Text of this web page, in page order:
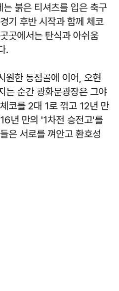
붉은 티셔츠를 입은 축구
기 후반 시작과 함께 체코
곳에서는 탄식과 아쉬움
.
원한 동점골에 이어, 오현
는 순간 광화문광장은 그야
코를 2대 1로 꺾고 12년 만
년 만의 '1차전 승전고'를
은 서로를 껴안고 환호성